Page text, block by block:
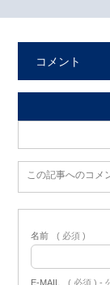
コメント
この記事へのコメ
名前 ( 必須 )
E-MAIL ( 必須 ) -